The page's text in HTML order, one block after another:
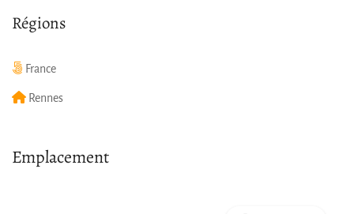
Régions
France
Rennes
Emplacement